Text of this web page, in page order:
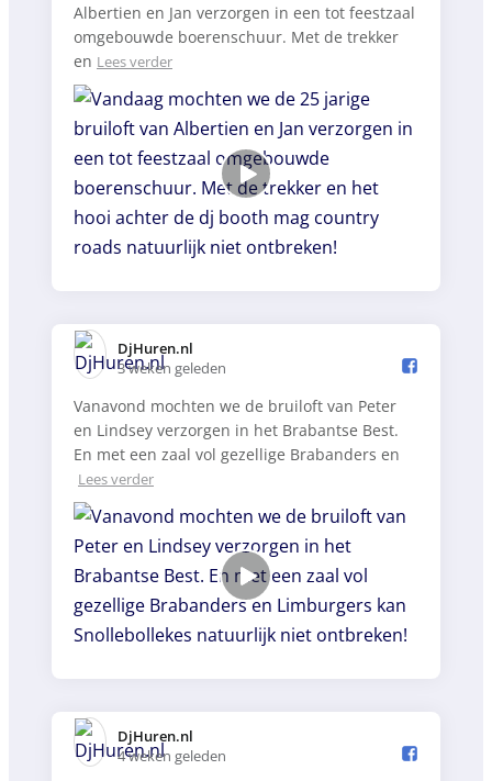
Albertien en Jan verzorgen in een tot feestzaal
omgebouwde boerenschuur. Met de trekker
en Lees verder
DjHuren.nl️
3 weken geleden
Vanavond mochten we de bruiloft van Peter
en Lindsey verzorgen in het Brabantse Best.
En met een zaal vol gezellige Brabanders en
Lees verder
DjHuren.nl️
4 weken geleden